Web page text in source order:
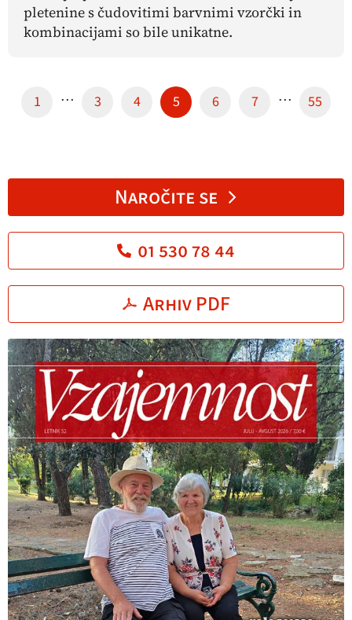
pletenine s čudovitimi barvnimi vzorčki in
kombinacijami so bile unikatne.
1 … 3 4 5 6 7 … 55
Naročite se
01 530 78 44
Arhiv PDF